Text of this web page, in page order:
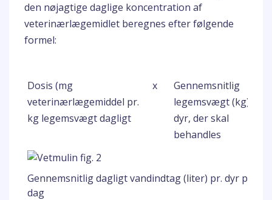
den nøjagtige daglige koncentration af
veterinærlægemidlet beregnes efter følgende
formel:
Dosis (mg
veterinærlægemiddel pr.
kg legemsvægt dagligt
x
Gennemsnitlig
legemsvægt (kg) af
dyr, der skal
behandles
Gennemsnitlig dagligt vandindtag (liter) pr. dyr pr.
dag